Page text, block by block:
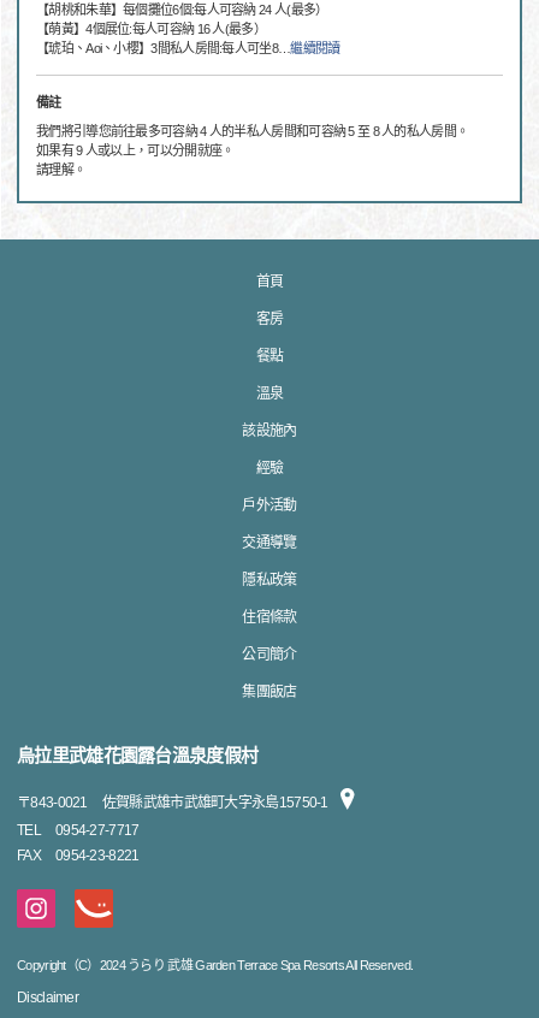
【胡桃和朱華】每個攤位6個:每人可容納 24 人(最多）
【萌黃】4個展位:每人可容納 16 人(最多）
【琥珀、Aoi、小櫻】3間私人房間:每人可坐8…繼續閱讀
備註
我們將引導您前往最多可容納 4 人的半私人房間和可容納 5 至 8 人的私人房間。
如果有 9 人或以上，可以分開就座。
請理解。
首頁
客房
餐點
溫泉
該設施內
經驗
戶外活動
交通導覽
隱私政策
住宿條款
公司簡介
集團飯店
烏拉里武雄花園露台溫泉度假村
〒843-0021
佐賀縣武雄市武雄町大字永島15750-1
TEL
0954-27-7717
FAX
0954-23-8221
Copyright（C）2024 うらり 武雄 Garden Terrace Spa Resorts All Reserved.
Disclaimer